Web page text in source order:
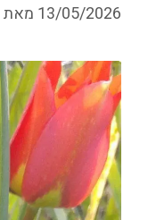
13/05/2026 מאת